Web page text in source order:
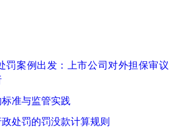
罚案例出发：上市公司对外担保审议
准与监管实践
处罚的罚没款计算规则